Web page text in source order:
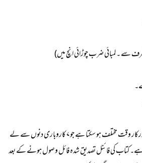
ادارتی جائزہ و خدمات، ڈیزائن کیلئے درکار وقت مختلف ہو سکتا ہے جو ۷ کاروباری دنوں سے لے
سکتا ہے۔ کتاب کی فائنل تصدیق شدہ فائل وصول ہونے کے بعد